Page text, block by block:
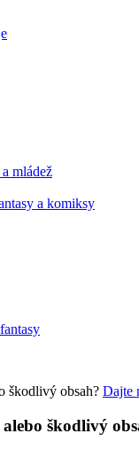
mládež
a komiksy
škodlivý obsah? Dajte
škodlivý